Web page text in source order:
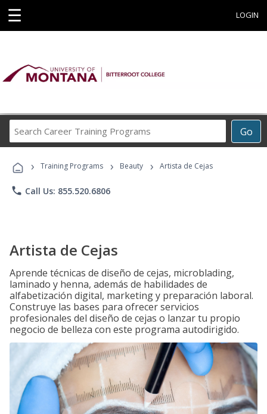
☰ LOGIN
Go
Career
Programs
› Training Programs › Beauty › Artista de Cejas
phone Call Us: 855.520.6806
Artista de Cejas
Aprende técnicas de diseño de cejas, microblading,
laminado y henna, además de habilidades de
alfabetización digital, marketing y preparación laboral.
Construye las bases para ofrecer servicios
profesionales del diseño de cejas o lanzar tu propio
negocio de belleza con este programa autodirigido.